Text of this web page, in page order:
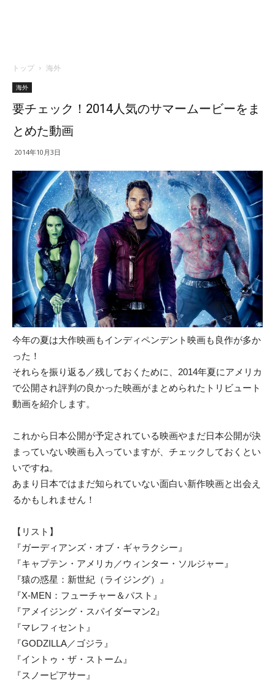
トップ 海外
海外
要チェック！2014人気のサマームービーをま
とめた動画
2014年10月3日
今年の夏は大作映画もインディペンデント映画も良作が多か
った！
それらを振り返る／残しておくために、2014年夏にアメリカ
で公開され評判の良かった映画がまとめられたトリビュート
動画を紹介します。
これから日本公開が予定されている映画やまだ日本公開が決
まっていない映画も入っていますが、チェックしておくとい
いですね。
あまり日本ではまだ知られていない面白い新作映画と出会え
るかもしれません！
【リスト】
『ガーディアンズ・オブ・ギャラクシー』
『キャプテン・アメリカ／ウィンター・ソルジャー』
『猿の惑星：新世紀（ライジング）』
『X-MEN：フューチャー＆パスト』
『アメイジング・スパイダーマン2』
『マレフィセント』
『GODZILLA／ゴジラ』
『イントゥ・ザ・ストーム』
『スノーピアサー』